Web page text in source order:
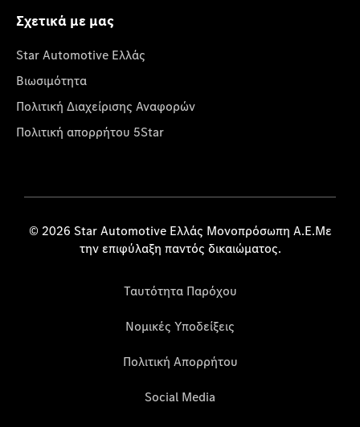
Σχετικά με μας
Star Automotive Ελλάς
Βιωσιμότητα
Πολιτική Διαχείρισης Αναφορών
Πολιτική απορρήτου 5Star
© 2026 Star Automotive Ελλάς Μονοπρόσωπη Α.Ε.Με
την επιφύλαξη παντός δικαιώματος.
Ταυτότητα Παρόχου
Νομικές Υποδείξεις
Πολιτική Απορρήτου
Social Media